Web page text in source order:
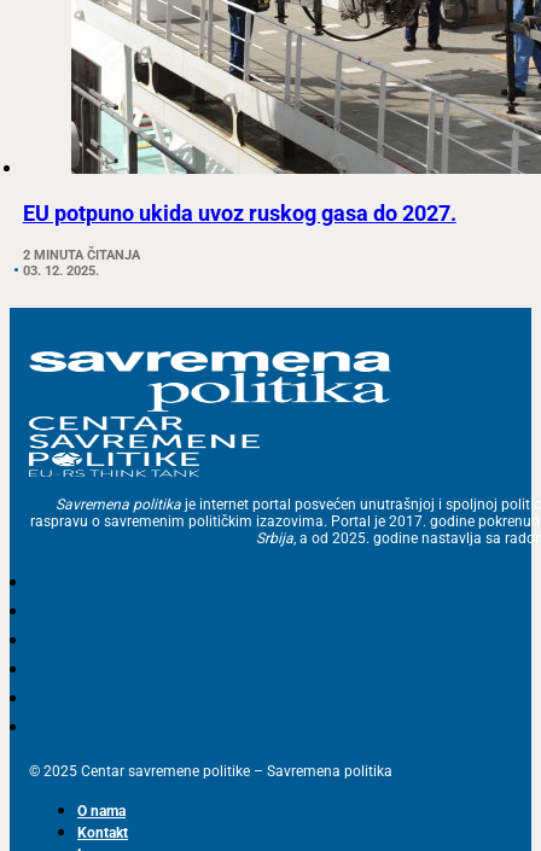
EU potpuno ukida uvoz ruskog gasa do 2027.
2 MINUTA ČITANJA
03. 12. 2025.
Savremena politika je internet portal posvećen unutrašnjoj i spoljnoj
raspravu o savremenim političkim izazovima. Portal je 2017. godine
Srbija, a od 2025. godine nastavlja sa
© 2025 Centar savremene politike – Savremena politika
O nama
Kontakt